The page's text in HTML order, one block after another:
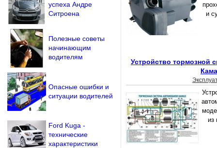
и
Устройство тормозной
из
успеха Андре
Ситроена
Полезные советы
начинающим
водителям
Опасные ошибки и
ситуации водителей
Ford Kuga -
технические
характеристики